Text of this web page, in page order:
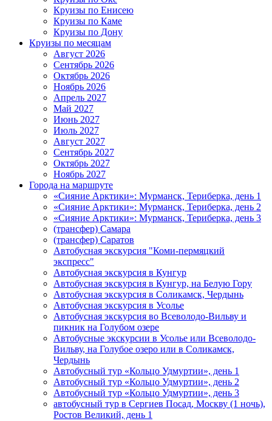
Круизы по Енисею
Круизы по Каме
Круизы по Дону
Круизы по месяцам
Август 2026
Сентябрь 2026
Октябрь 2026
Ноябрь 2026
Апрель 2027
Май 2027
Июнь 2027
Июль 2027
Август 2027
Сентябрь 2027
Октябрь 2027
Ноябрь 2027
Города на маршруте
«Сияние Арктики»: Мурманск, Териберка, день 1
«Сияние Арктики»: Мурманск, Териберка, день 2
«Сияние Арктики»: Мурманск, Териберка, день 3
(трансфер) Самара
(трансфер) Саратов
Автобусная экскурсия "Коми-пермяцкий
экспресс"
Автобусная экскурсия в Кунгур
Автобусная экскурсия в Кунгур, на Белую Гору
Автобусная экскурсия в Соликамск, Чердынь
Автобусная экскурсия в Усолье
Автобусная экскурсия во Всеволодо-Вильву и
пикник на Голубом озере
Автобусные экскурсии в Усолье или Всеволодо-
Вильву, на Голубое озеро или в Соликамск,
Чердынь
Автобусный тур «Кольцо Удмуртии», день 1
Автобусный тур «Кольцо Удмуртии», день 2
Автобусный тур «Кольцо Удмуртии», день 3
автобусный тур в Сергиев Посад, Москву (1 ночь),
Ростов Великий, день 1